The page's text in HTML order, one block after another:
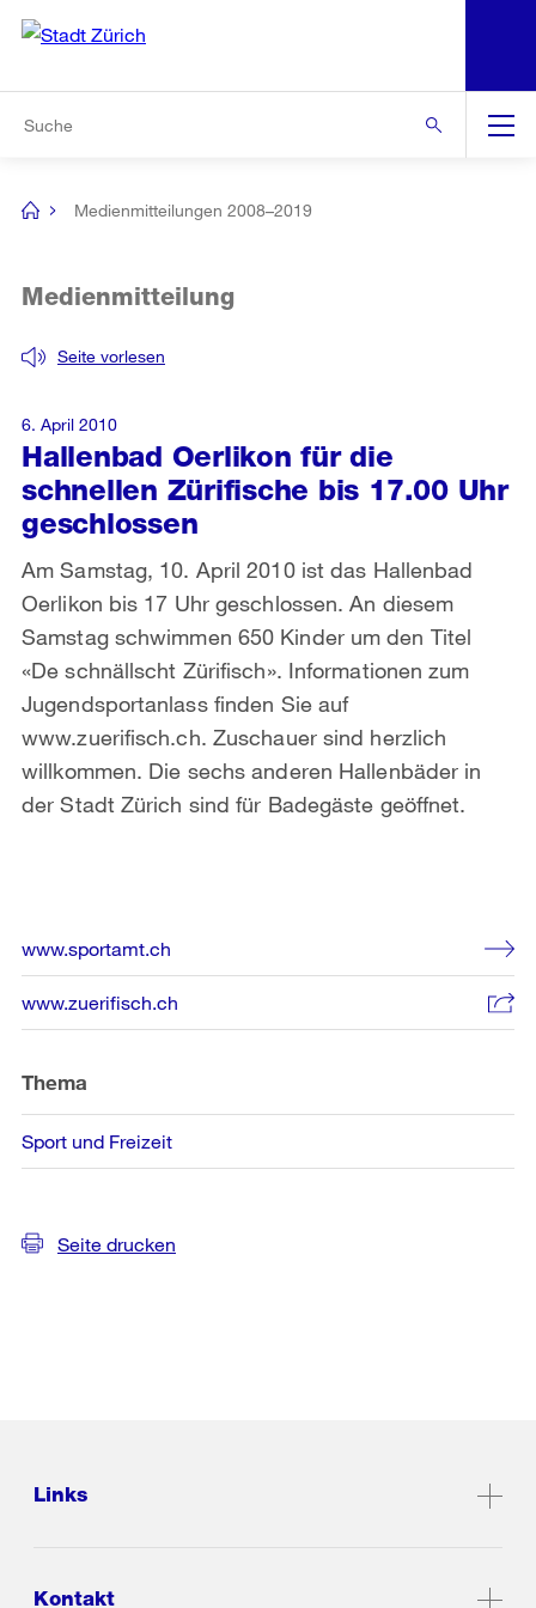
Navigation
[no
Medienmitteilungen 2008–2019
Hallenbad Oerlikon für die
schnellen Zürifische bis 17.00 Uhr
geschlossen
Seite vorlesen
Medienmitteilung
Am Samstag, 10. April 2010 ist das Hallenbad
Oerlikon bis 17 Uhr geschlossen. An diesem
Samstag schwimmen 650 Kinder um den Titel
«De schnällscht Zürifisch». Informationen zum
Jugendsportanlass finden Sie auf
www.zuerifisch.ch. Zuschauer sind herzlich
willkommen. Die sechs anderen Hallenbäder in
der Stadt Zürich sind für Badegäste geöffnet.
6. April 2010
Weitere
Informationen
www.sportamt.ch
www.zuerifisch.ch
Thema
Sport und Freizeit
Seite drucken
Links
Kontakt